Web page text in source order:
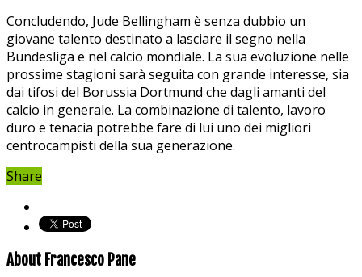
Concludendo, Jude Bellingham è senza dubbio un
giovane ⁤talento destinato a lasciare il segno nella
Bundesliga ⁢e nel calcio mondiale. La sua evoluzione nelle
prossime stagioni sarà seguita​ con grande‍ interesse, sia
dai tifosi⁢ del Borussia​ Dortmund⁤ che dagli amanti del
calcio in ‌generale.​ La combinazione di talento, lavoro ​
duro e tenacia potrebbe fare di lui uno dei‌ migliori
centrocampisti della ⁤sua generazione.
Share
About Francesco Pane